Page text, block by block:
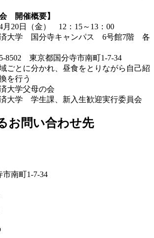
会 開催概要】
20日（金） 12：15～13：00
大学 国分寺キャンパス 6号館7階 各
京都国分寺市南町1-7-34
とに分かれ、昼食をとりながら自己紹
を行う
学父母の会
学 学生課、新入生歓迎実行委員会
お問い合わせ先
南町1-7-34